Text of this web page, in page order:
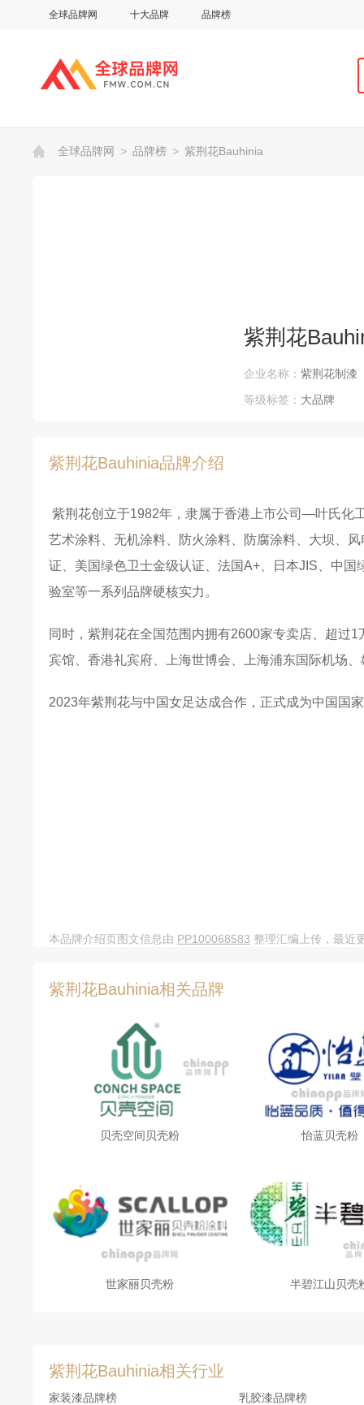
全球品牌网 十大品牌 品牌榜
全球品牌网 > 品牌榜 > 紫荆花Bauhinia
紫荆花
企业名称： 紫荆花制漆
等级标签： 大品牌
紫荆花Bauhinia品牌介绍
紫荆花创立于1982年，隶属于香港上市公司—叶氏化
艺术涂料、无机涂料、防火涂料、防腐涂料、大坝、
证、美国绿色卫士金级认证、法国A+、日本JIS、中
验室等一系列品牌硬核实力。
同时，紫荆花在全国范围内拥有2600家专卖店、超过
宾馆、香港礼宾府、上海世博会、上海浦东国际机场
2023年紫荆花与中国女足达成合作，正式成为中国国
本品牌介绍页图文信息由 PP100068583 整理汇编上传，最
紫荆花Bauhinia相关品牌
贝壳空间贝壳粉 怡蓝贝壳粉
世家丽贝壳粉 半碧江山贝壳
紫荆花Bauhinia相关行业
家装漆品牌榜
乳胶漆品牌榜